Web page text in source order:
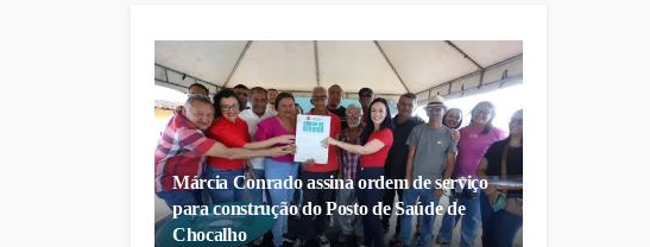
Márcia Conrado assina ordem de serviço
para construção do Posto de Saúde de
Chocalho